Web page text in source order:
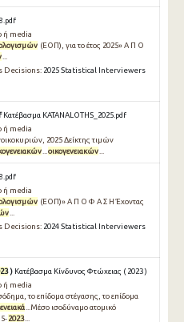
ή media
(ΕΟΠ), για το έτος 2025» Α Π Ο
...
Decisions: 2025 Statistical Interviewers
Κατέβασμα KATANALOTHS_2025.pdf
ή media
2025 Δείκτης τιμών
οικογενειακών
ή media
(ΕΟΠ)» Α Π Ο Φ Α Σ Η Έχοντας
...
Decisions: 2024 Statistical Interviewers
) Κατέβασμα Κίνδυνος Φτώχειας ( 2023 )
ή media
το επίδομα στέγασης, το επίδομα
...Μέσο ισοδύναμο ατομικό
2023...